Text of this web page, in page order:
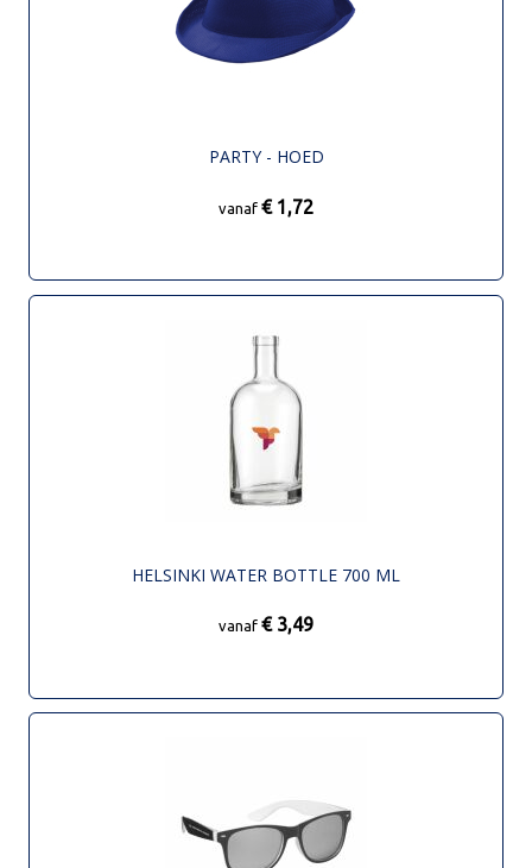
PARTY - HOED
vanaf € 1,72
HELSINKI WATER BOTTLE 700 ML
vanaf € 3,49